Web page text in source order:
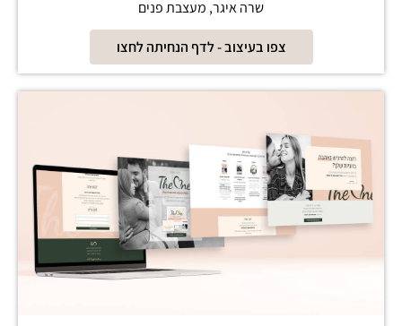
שרה איגר, מעצבת פנים
צפו בעיצוב - לדף הנחיתה לחצו